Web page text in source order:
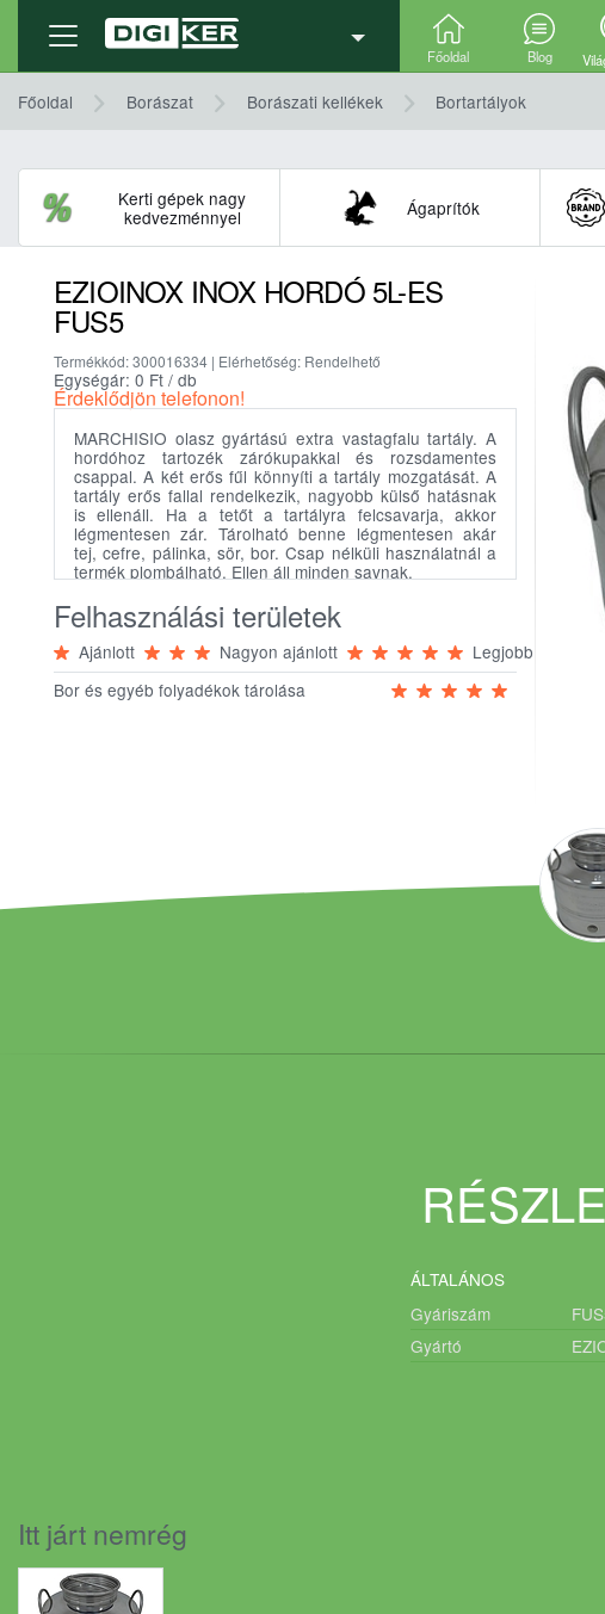
Főoldal Blog
Főoldal Borászat Borászati kellékek Bortartályok
Kerti gépek nagy
kedvezménnyel
Ágaprítók
EZIOINOX INOX HORDÓ 5L-ES
FUS5
Termékkód: 300016334 | Elérhetőség: Rendelhető
Egységár: 0 Ft / db
Érdeklődjön telefonon!
MARCHISIO olasz gyártású extra vastagfalu tartály. A
hordóhoz tartozék zárókupakkal és rozsdamentes
csappal. A két erős fűl könnyíti a tartály mozgatását. A
tartály erős fallal rendelkezik, nagyobb külső hatásnak
is ellenáll. Ha a tetőt a tartályra felcsavarja, akkor
légmentesen zár. Tárolható benne légmentesen akár
tej, cefre, pálinka, sör, bor. Csap nélküli használatnál a
termék plombálható. Ellen áll minden savnak.
Felhasználási területek
Ajánlott Nagyon ajánlott
Legjobb
Bor és egyéb folyadékok tárolása
ÁLTALÁNOS
Gyáriszám
Gyártó
Itt járt nemrég
Termék adatlap Részletek, technikai adatok